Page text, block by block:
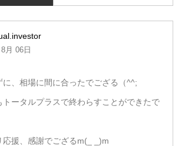
月 06日
に、相場に間に合ったでござる（^^;
トータルプラスで終わらすことができたで
応援、感謝でござるm(_ _)m